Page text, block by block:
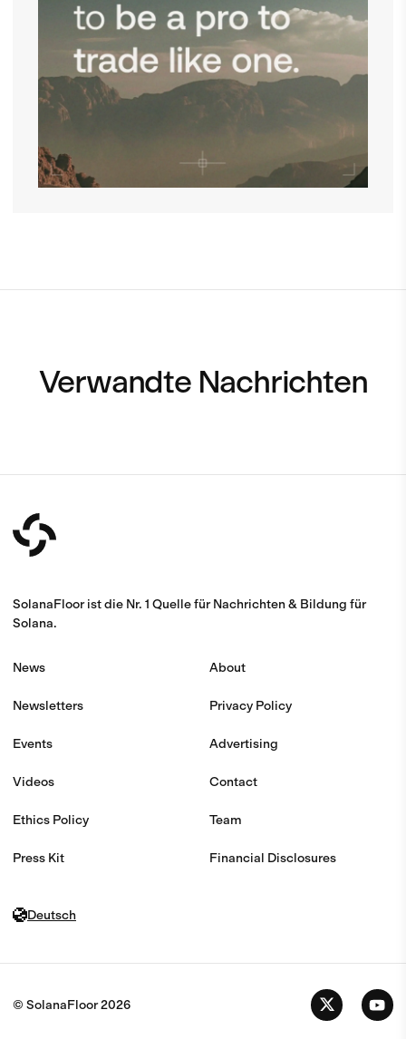
Verwandte Nachrichten
SolanaFloor ist die Nr. 1 Quelle für Nachrichten & Bildung für
Solana.
News
Newsletters
Events
Videos
Ethics Policy
Press Kit
About
Privacy Policy
Advertising
Contact
Team
Financial Disclosures
Deutsch
© SolanaFloor2026